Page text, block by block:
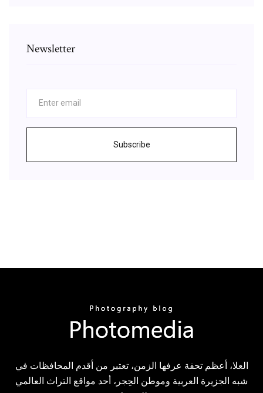
Newsletter
Subscribe
العلا، أعظم تحفة عرفها الزمن، تعتبر من أقدم المحافظات في
شبه الجزيرة العربية وموطن الحِجر، أحد مواقع التراث العالمي